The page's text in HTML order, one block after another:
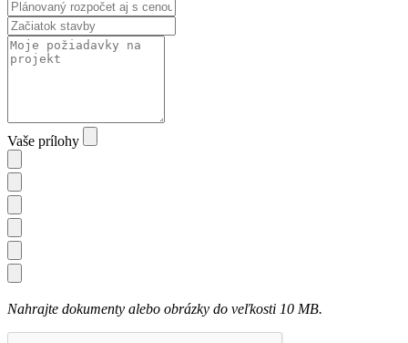
Vaše prílohy
Nahrajte dokumenty alebo obrázky do veľkosti 10 MB.